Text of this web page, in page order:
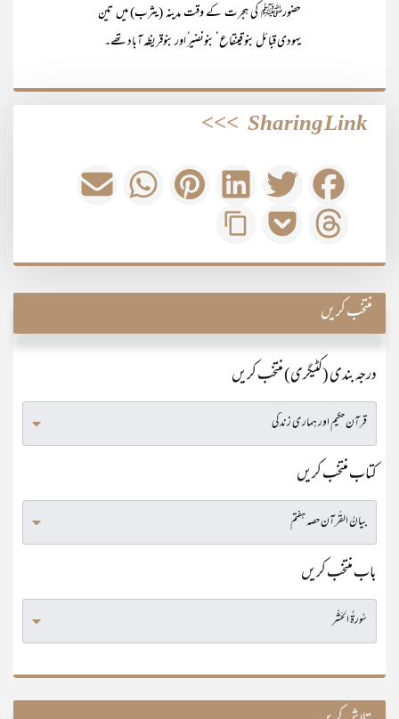
حضورﷺ کی ہجرت کے وقت مدینہ (یثرب) میں تین
یہودی قبائل بنو قینقاع‘ بنونضیر ُاور بنوقریظہ آباد تھے۔
Sharing Link
>>>
منتخب کریں
درجہ بندی (کٹیگری) منتخب کریں
کتاب منتخب کریں
باب منتخب کریں